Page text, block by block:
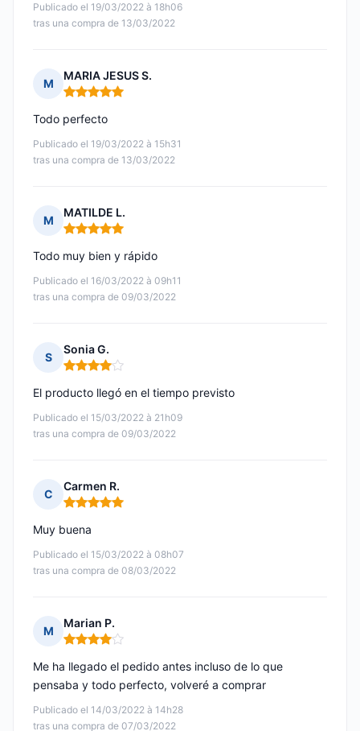
Publicado el 19/03/2022 à 18h06
tras una compra de 13/03/2022
M
MARIA JESUS S.
Nota: 5 de 5
Publicado el 19/03/2022 à 15h31
tras una compra de 13/03/2022
Todo perfecto
M
MATILDE L.
Nota: 5 de 5
Publicado el 16/03/2022 à 09h11
tras una compra de 09/03/2022
Todo muy bien y rápido
S
Sonia G.
Nota: 4 de 5
Publicado el 15/03/2022 à 21h09
tras una compra de 09/03/2022
El producto llegó en el tiempo previsto
C
Carmen R.
Nota: 5 de 5
Publicado el 15/03/2022 à 08h07
tras una compra de 08/03/2022
Muy buena
M
Marian P.
Nota: 4 de 5
Publicado el 14/03/2022 à 14h28
tras una compra de 07/03/2022
Me ha llegado el pedido antes incluso de lo que
pensaba y todo perfecto, volveré a comprar